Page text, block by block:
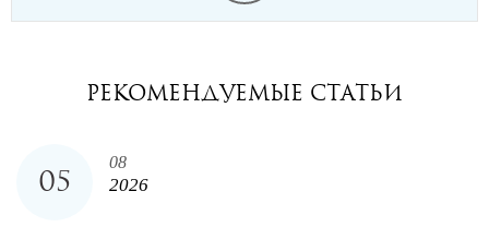
РЕКОМЕНДУЕМЫЕ СТАТЬИ
05
08
2026